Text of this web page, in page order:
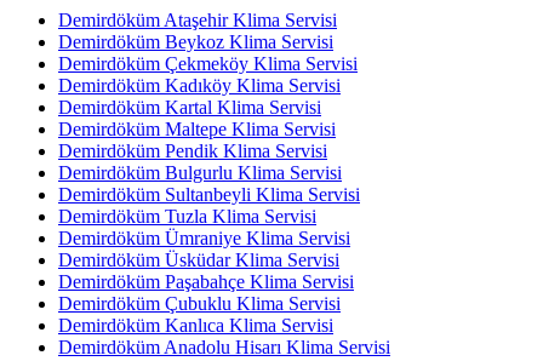
Demirdöküm Ataşehir Klima Servisi
Demirdöküm Beykoz Klima Servisi
Demirdöküm Çekmeköy Klima Servisi
Demirdöküm Kadıköy Klima Servisi
Demirdöküm Kartal Klima Servisi
Demirdöküm Maltepe Klima Servisi
Demirdöküm Pendik Klima Servisi
Demirdöküm Bulgurlu Klima Servisi
Demirdöküm Sultanbeyli Klima Servisi
Demirdöküm Tuzla Klima Servisi
Demirdöküm Ümraniye Klima Servisi
Demirdöküm Üsküdar Klima Servisi
Demirdöküm Paşabahçe Klima Servisi
Demirdöküm Çubuklu Klima Servisi
Demirdöküm Kanlıca Klima Servisi
Demirdöküm Anadolu Hisarı Klima Servisi